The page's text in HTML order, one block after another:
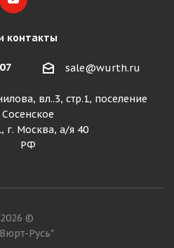
контакты
sale@wurth.ru
вл..3, стр.1, поселение
Сосенское
г. Москва, а/я 40
РФ
2026 ©
Русь"